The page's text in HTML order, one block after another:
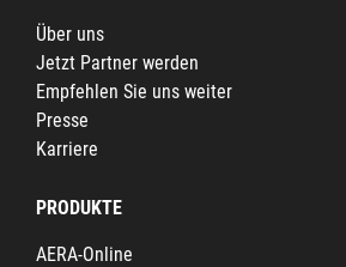
Über uns
Jetzt Partner werden
Empfehlen Sie uns weiter
Presse
Karriere
PRODUKTE
AERA-Online